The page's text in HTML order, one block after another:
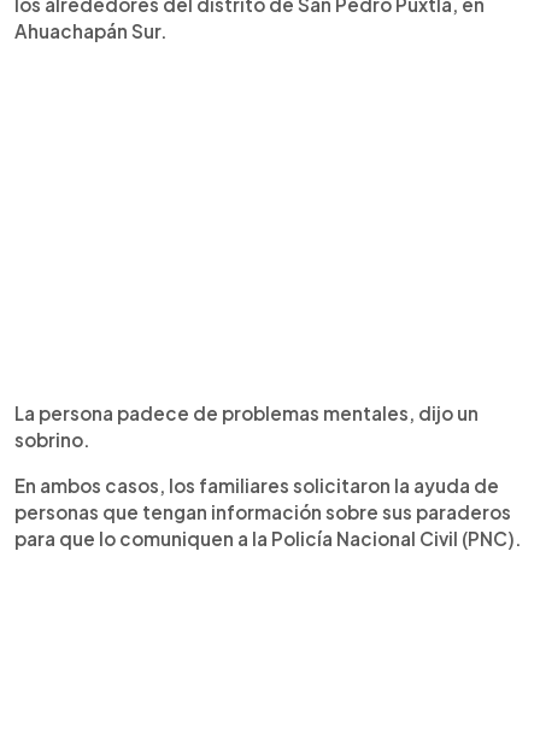
Ahuachapán Sur.
La persona padece de problemas mentales, dijo un
sobrino.
En ambos casos, los familiares solicitaron la ayuda de
personas que tengan información sobre sus paraderos
para que lo comuniquen a la Policía Nacional Civil (PNC).